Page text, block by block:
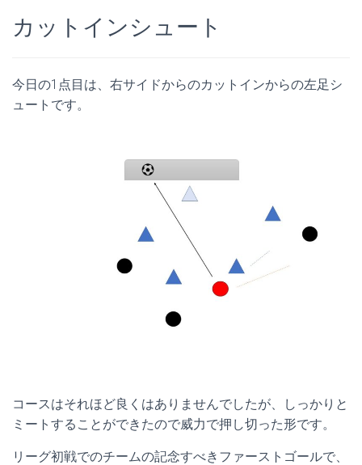
カットインシュート
今日の1点目は、右サイドからのカットインからの左足シ
ュートです。
コースはそれほど良くはありませんでしたが、しっかりと
ミートすることができたので威力で押し切った形です。
リーグ初戦でのチームの記念すべきファーストゴールで、